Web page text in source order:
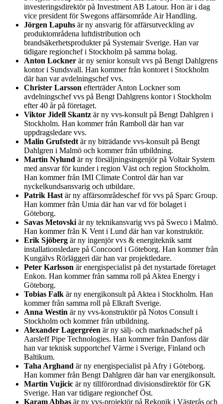
investeringsdirektör på Investment AB Latour. Hon är i dag
vice president för Swegons affärsområde Air Handling.
Jörgen Lapuhs är ny ansvarig för affärsutveckling av
produktområdena luftdistribution och
brandsäkerhetsprodukter på Systemair Sverige. Han var
tidigare regionchef i Stockholm på samma bolag.
Anton Lockner är ny senior konsult vvs på Bengt Dahlgrens
kontor i Sundsvall. Han kommer från kontoret i Stockholm
där han var avdelningschef vvs.
Christer Larsson efterträder Anton Lockner som
avdelningschef vvs på Bengt Dahlgrens kontor i Stockholm
efter 40 år på företaget.
Viktor Jidell Skantz är ny vvs-konsult på Bengt Dahlgren i
Stockholm. Han kommer från Ramboll där han var
uppdragsledare vvs.
Malin Grufstedt är ny biträdande vvs-konsult på Bengt
Dahlgren i Malmö och kommer från utbildning.
Martin Nylund är ny försäljningsingenjör på Voltair System
med ansvar för kunder i region Väst och region Stockholm.
Han kommer från IMI Climate Control där han var
nyckelkundsansvarig och utbildare.
Patrik Hast är ny affärsområdeschef för vvs på Sparc Group.
Han kommer från Umia där han var vd för bolaget i
Göteborg.
Savas Metovski är ny teknikansvarig vvs på Sweco i Malmö.
Han kommer från K Vent i Lund där han var konstruktör.
Erik Sjöberg är ny ingenjör vvs & energiteknik samt
installationsledare på Concoord i Göteborg. Han kommer från
Kungälvs Rörläggeri där han var projektledare.
Peter Karlsson är energispecialist på det nystartade företaget
Enkon. Han kommer från samma roll på Aktea Energy i
Göteborg.
Tobias Falk är ny energikonsult på Aktea i Stockholm. Han
kommer från samma roll på Elkraft Sverige.
Anna Westin är ny vvs-konstruktör på Notos Consult i
Stockholm och kommer från utbildning.
Alexander Lagergréen är ny sälj- och marknadschef på
Aarsleff Pipe Technologies. Han kommer från Danfoss där
han var teknisk supportchef Värme i Sverige, Finland och
Baltikum.
Taha Arghand är ny energispecialist på Afry i Göteborg.
Han kommer från Bengt Dahlgren där han var energikonsult.
Martin Vujicic är ny tillförordnad divisionsdirektör för GK
Sverige. Han var tidigare regionchef Öst.
Karam Abbas är ny vvs-projektör på Rekonik i Västerås och